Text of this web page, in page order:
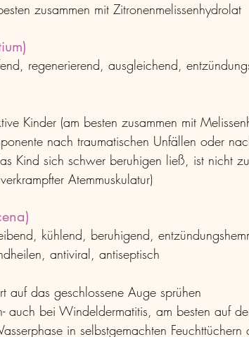
zusammen mit Zitronenmelissenhydrolat
regenerierend, ausgleichend,
Kinder (am besten zusammen mit
nach traumatischen Unfällen oder
Kind sich schwer beruhigen ließ, ist nicht
Atemmuskulatur)
kühlend, beruhigend,
antiviral, antiseptisch
auf das geschlossene Auge sprühen
auch bei Windeldermatitis, am besten auf
in selbstgemachten Feuchttüchern